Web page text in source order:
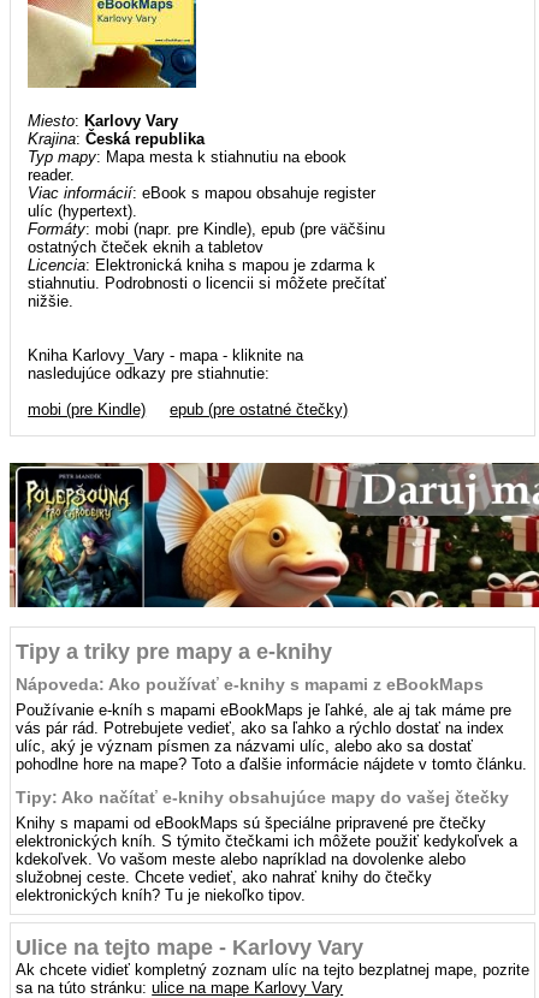
Miesto: Karlovy Vary
Krajina:Česká republika
Typ mapy: Mapa mesta k stiahnutiu na ebook
reader.
Viac informácií: eBook s mapou obsahuje register
ulíc (hypertext).
Formáty: mobi (napr. pre Kindle), epub (pre väčšinu
ostatných čteček eknih a tabletov
Licencia: Elektronická kniha s mapou je zdarma k
stiahnutiu. Podrobnosti o licencii si môžete prečítať
nižšie.
Kniha Karlovy_Vary - mapa - kliknite na
nasledujúce odkazy pre stiahnutie:
mobi (pre Kindle)
epub (pre ostatné čtečky)
Tipy a triky pre mapy a e-knihy
Nápoveda: Ako používať e-knihy s mapami z eBookMaps
Používanie e-kníh s mapami eBookMaps je ľahké, ale aj tak máme pre
vás pár rád. Potrebujete vedieť, ako sa ľahko a rýchlo dostať na index
ulíc, aký je význam písmen za názvami ulíc, alebo ako sa dostať
pohodlne hore na mape? Toto a ďalšie informácie nájdete v tomto článku.
Tipy: Ako načítať e-knihy obsahujúce mapy do vašej čtečky
Knihy s mapami od eBookMaps sú špeciálne pripravené pre čtečky
elektronických kníh. S týmito čtečkami ich môžete použiť kedykoľvek a
kdekoľvek. Vo vašom meste alebo napríklad na dovolenke alebo
služobnej ceste. Chcete vedieť, ako nahrať knihy do čtečky
elektronických kníh? Tu je niekoľko tipov.
Ulice na tejto mape - Karlovy Vary
Ak chcete vidieť kompletný zoznam ulíc na tejto bezplatnej mape, pozrite
sa na túto stránku:ulice na mape Karlovy Vary